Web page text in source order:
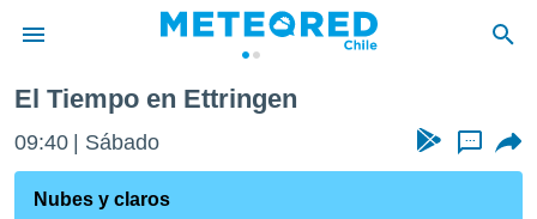
de
por
El Tiempo en Ettringen
09:40 Sábado ...
Nubes y claros